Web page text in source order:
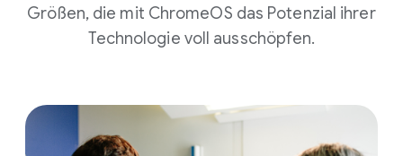
Größen, die mit ChromeOS das Potenzial ihrer
Technologie voll ausschöpfen.